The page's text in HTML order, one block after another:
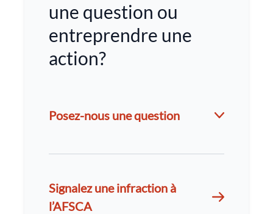
une question ou
entreprendre une
action?
Posez-nous une question
Signalez une infraction à
l’AFSCA